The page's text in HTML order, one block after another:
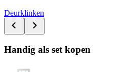
Deurklinken
Handig als set kopen